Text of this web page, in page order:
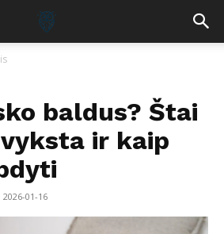
baldus? Štai
ir kaip
2026-01-16